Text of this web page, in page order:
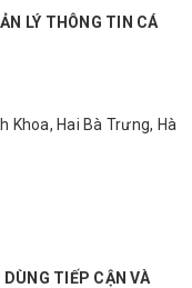
LÝ THÔNG TIN CÁ
Khoa, Hai Bà Trưng, Hà
TIẾP CẬN VÀ